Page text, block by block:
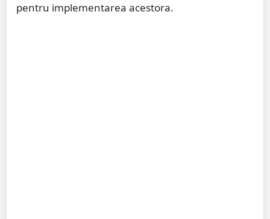
pentru implementarea acestora.